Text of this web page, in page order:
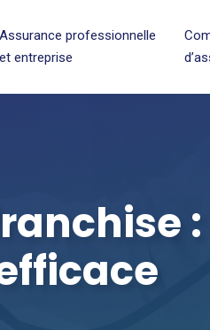
Assurance professionnelle
et entreprise